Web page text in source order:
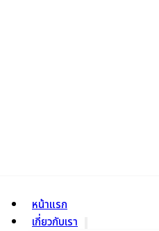
หน้าแรก
เกี่ยวกับเรา